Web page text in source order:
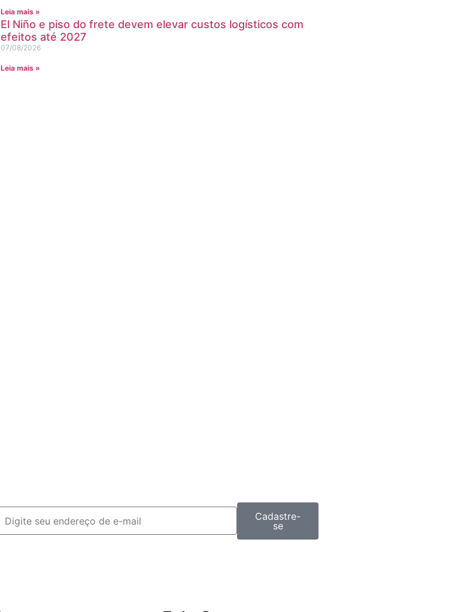
Leia mais »
El Niño e piso do frete devem elevar custos logísticos com
efeitos até 2027
07/08/2026
Leia mais »
Cadastre-
se